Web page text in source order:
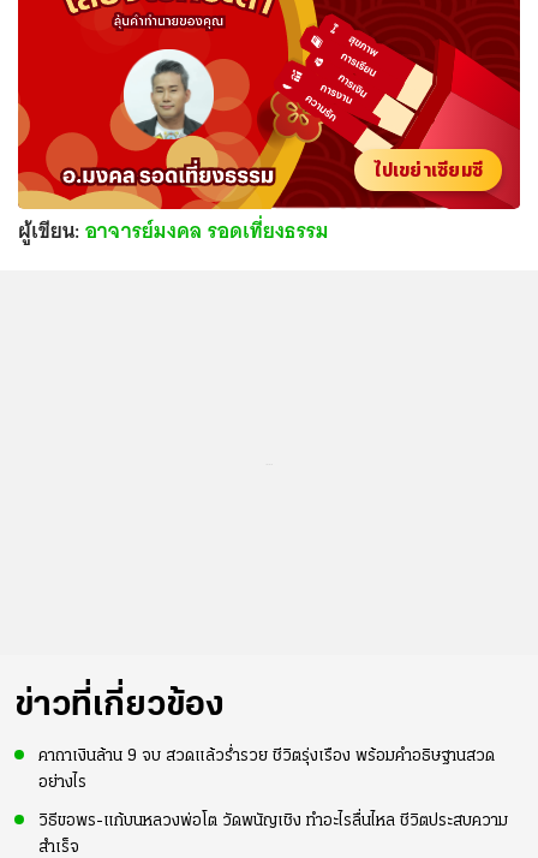
ไปเขย่าเซียมซี
ผู้เขียน:อาจารย์มงคล รอดเที่ยงธรรม
ข่าวที่เกี่ยวข้อง
คาถาเงินล้าน 9 จบ สวดแล้วร่ำรวย ชีวิตรุ่งเรือง พร้อมคำอธิษฐานสวด
อย่างไร
วิธีขอพร-แก้บนหลวงพ่อโต วัดพนัญเชิง ทำอะไรลื่นไหล ชีวิตประสบความ
สำเร็จ